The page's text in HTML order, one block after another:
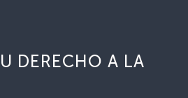
DERECHO A LA